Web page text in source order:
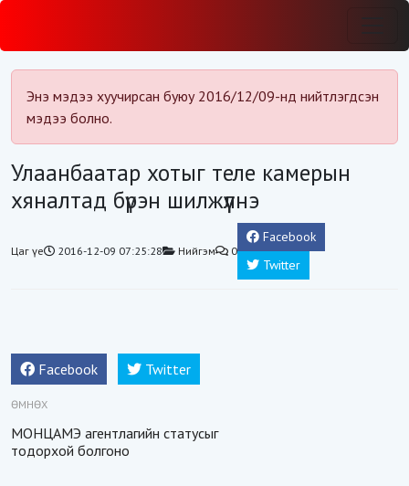
Энэ мэдээ хуучирсан буюу 2016/12/09-нд нийтлэгдсэн
мэдээ болно.
Улаанбаатар хотыг теле камерын
хяналтад бүрэн шилжүүлнэ
Цаг үе 2016-12-09 07:25:28 Нийгэм 0
Facebook
Twitter
Facebook Twitter
ӨМНӨХ
МОНЦАМЭ агентлагийн статусыг
тодорхой болгоно